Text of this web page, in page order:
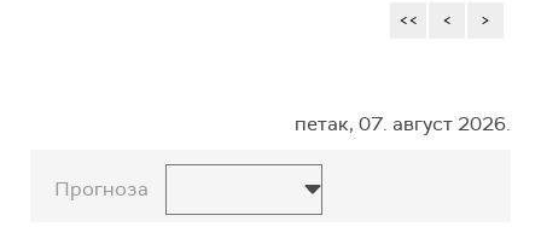
<< < >
петак, 07. август 2026.
Прогноза